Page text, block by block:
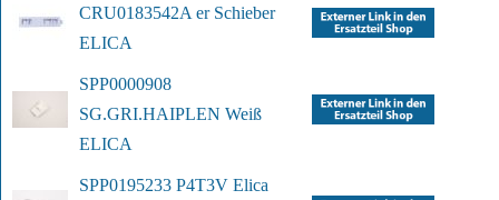
CRU0183542A er Schieber
ELICA
SPP0000908
SG.GRI.HAIPLEN Weiß
ELICA
SPP0195233 P4T3V Elica